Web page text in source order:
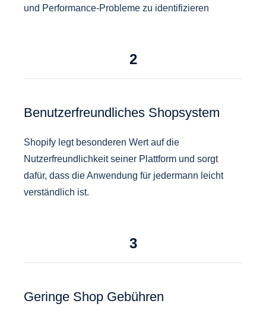
und Performance-Probleme zu identifizieren
2
Benutzerfreundliches Shopsystem
Shopify legt besonderen Wert auf die
Nutzerfreundlichkeit seiner Plattform und sorgt
dafür, dass die Anwendung für jedermann leicht
verständlich ist.
3
Geringe Shop Gebühren